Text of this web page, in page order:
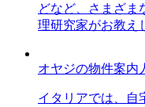
どなど、さまざま
理研究家がお教え
オヤジの物件案内
イタリアでは、自